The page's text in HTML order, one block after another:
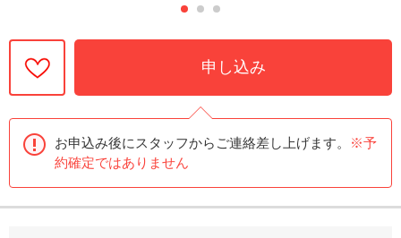
申し込み
お申込み後にスタッフからご連絡差し上げます。
※予
約確定ではありません